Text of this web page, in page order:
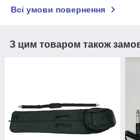
Всі умови повернення
З цим товаром також